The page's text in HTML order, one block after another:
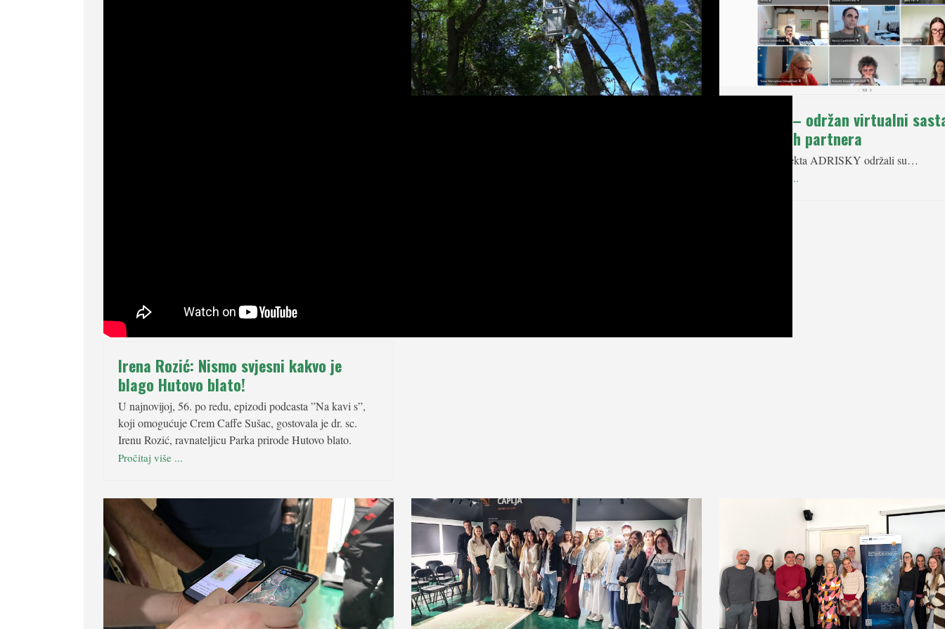
Irena Rozić: Nismo svjesni kakvo je
blago Hutovo blato!
U najnovijoj, 56. po redu, epizodi podcasta ”Na kavi s”,
koji omogućuje Crem Caffe Sušac, gostovala je dr. sc.
Irenu Rozić, ravnateljicu Parka prirode Hutovo blato.
Pročitaj više ...
ADRISKY – održan virtualni
projektnih partnera
Partneri projekta ADRISKY održali su…
Pročitaj više ...